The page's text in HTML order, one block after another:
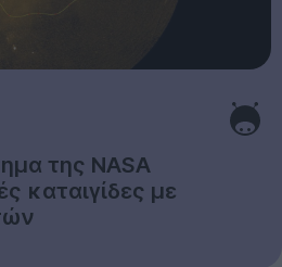
της NASA
καταιγίδες με